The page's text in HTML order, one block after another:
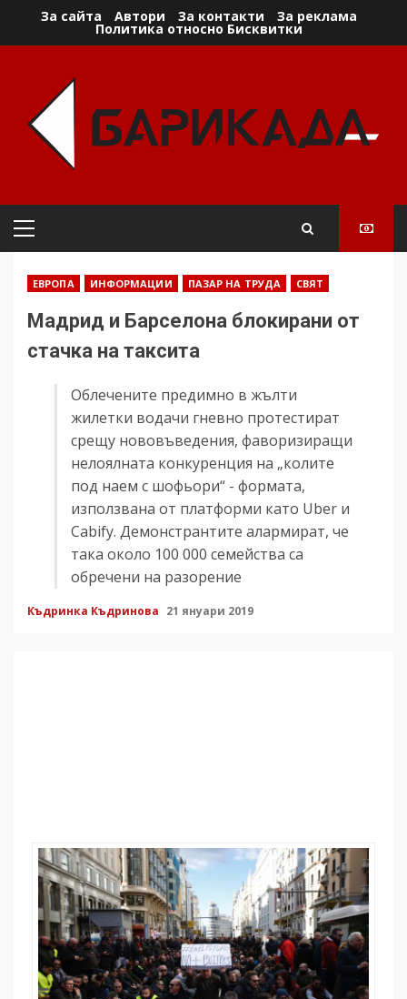
За сайта Автори За контакти За реклама
Политика относно Бисквитки
Primary
ЕВРОПА ИНФОРМАЦИИ ПАЗАР НА ТРУДА СВЯТ
Мадрид и Барселона блокирани от
стачка на таксита
Облечените предимно в жълти
жилетки водачи гневно протестират
срещу нововъведения, фаворизиращи
нелоялната конкуренция на „колите
под наем с шофьори“ - формата,
използвана от платформи като Uber и
Cabify. Демонстрантите алармират, че
така около 100 000 семейства са
обречени на разорение
Къдринка Къдринова 21 януари 2019